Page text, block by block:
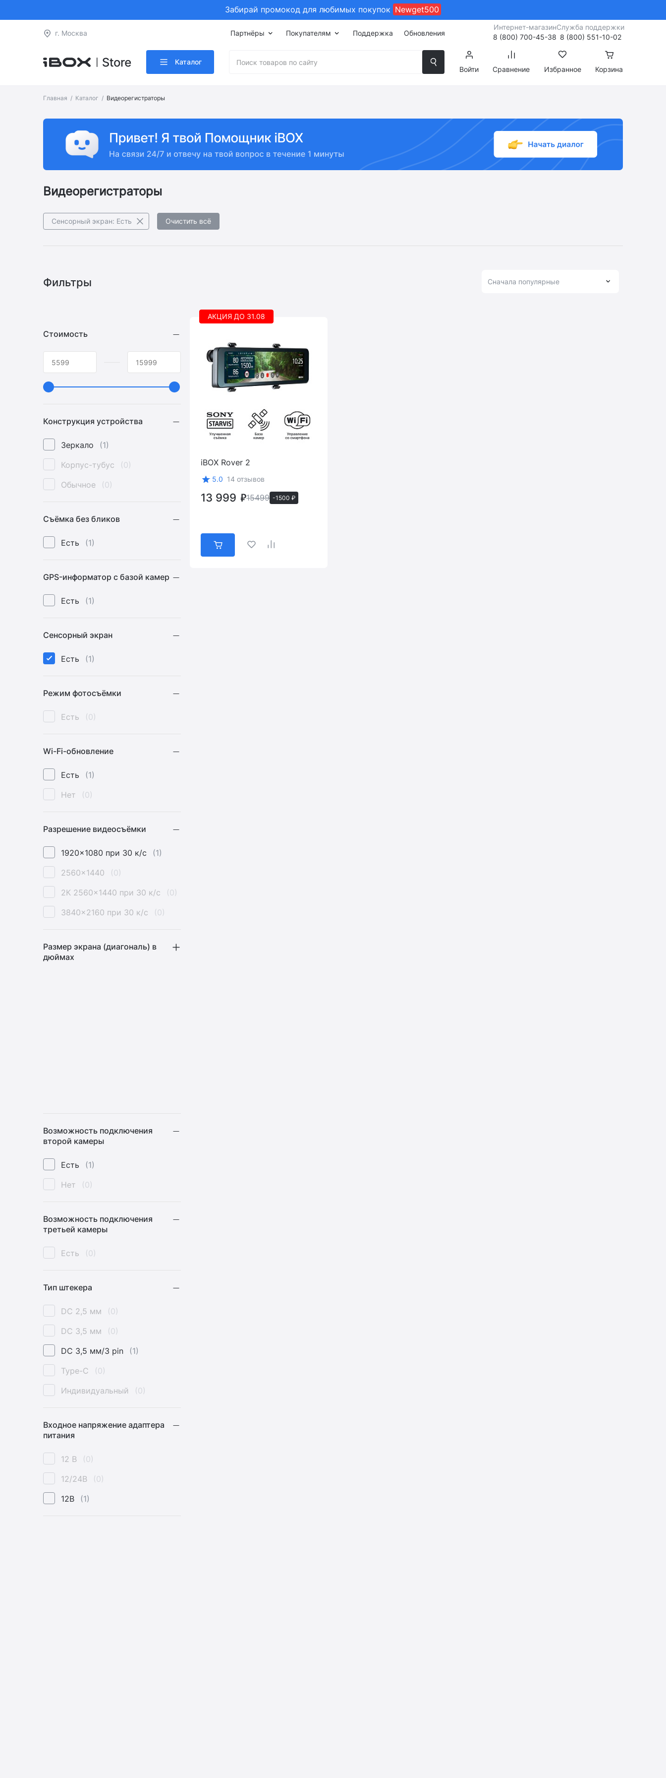
Забирай промокод для любимых покупок Newget500
г. Москва Партнёры Покупателям Поддержка Обновления
Интернет-магазин
8 (800) 700-45-38
Служба поддержки
8 (800) 551-10-02
Каталог
Войти
Сравнение Избранное Корзина
Главная Каталог Видеорегистраторы
Видеорегистраторы
Сенсорный экран: Есть Очистить всё
Фильтры
Стоимость
Конструкция устройства
Зеркало
(1)
Корпус-тубус
(0)
Обычное
(0)
Съёмка без бликов
Есть (1)
GPS-информатор c базой камер
Есть (1)
Сенсорный экран
Есть (1)
Режим фотосъёмки
Есть (0)
Wi-Fi-обновление
Есть
(1)
Нет
(0)
Разрешение видеосъёмки
1920x1080 при 30 к/с
(1)
2560x1440
(0)
2К 2560x1440 при 30 к/с
(0)
3840x2160 при 30 к/с
(0)
Размер экрана (диагональ) в
дюймах
Возможность подключения
второй камеры
Есть
(1)
Нет
(0)
Возможность подключения
третьей камеры
Есть (0)
Тип штекера
DC 2,5 мм
(0)
DC 3,5 мм
(0)
DC 3,5 мм/3 pin
(1)
Type-C
(0)
Индивидуальный
(0)
Входное напряжение адаптера
питания
12 В
(0)
12/24В
(0)
12В
(1)
Сначала популярные
АКЦИЯ ДО 31.08
iBOX Rover 2
5.0 14 отзывов
13 999 15499 -1500 ₽